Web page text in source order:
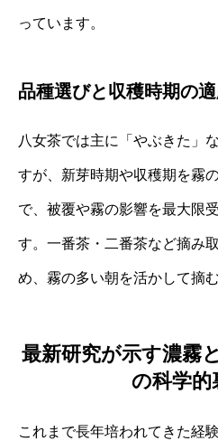
っています。
品種選びと収穫時期の
八女茶では主に「やぶきた」
すが、新芽時期や収穫期を霧
で、被覆や霧の影響を最大限
す。一番茶・二番茶など摘み
め、霧の多い朝を活かして摘
最新研究が示す濃霧
の科学的
これまで長年培われてきた経